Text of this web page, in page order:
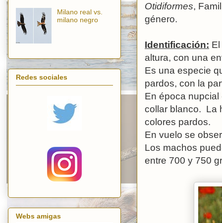
Otidiformes,
género.
Identificación:
altura, con una
Es una especie
pardos, con la
En época
collar blanco. La
colores pardos.
En vuelo se
Los machos
entre 700 y 750
Milano real vs.
milano negro
Redes sociales
Webs amigas